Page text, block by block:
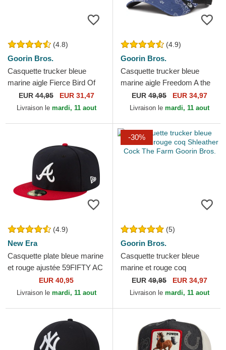
(4.8)
Goorin Bros.
Casquette trucker bleue
marine aigle Fierce Bird Of
Prey Core Canvas The Farm
Goorin Bros.
EUR44,95 EUR 31,47
Livraison le mardi, 11 aout
(4.9)
Goorin Bros.
Casquette trucker bleue
marine aigle Freedom A the
W in a D The Farm Paisley
Goorin Bros.
EUR 49,95 EUR 34,97
Livraison le mardi, 11 aout
(4.9)
New Era
Casquette plate bleue marine
et rouge ajustée 59FIFTY AC
Perf Atlanta Braves MLB
New Era
EUR 40,95
Livraison le mardi, 11 aout
-30%
(5)
Goorin Bros.
Casquette trucker bleue
marine et rouge coq
Shleather Cock The Farm
Goorin Bros.
EUR 49,95 EUR 34,97
Livraison le mardi, 11 aout